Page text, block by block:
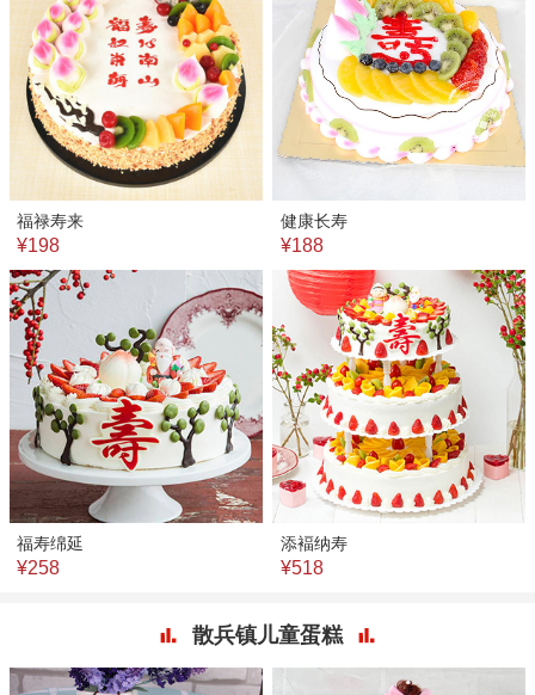
福禄寿来
¥198
健康长寿
¥188
福寿绵延
¥258
添褔纳寿
¥518
散兵镇儿童蛋糕